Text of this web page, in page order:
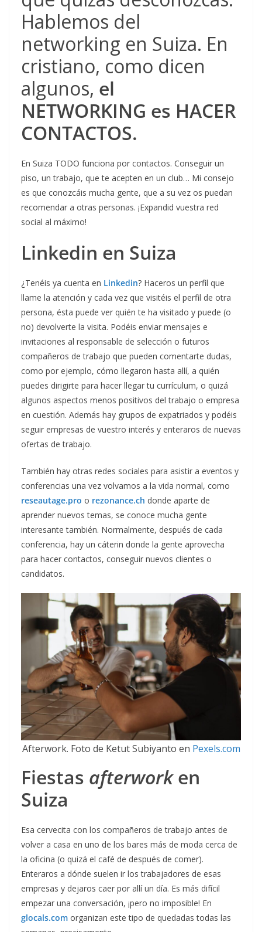
Hablemos del
networking en Suiza. En
cristiano, como dicen
algunos, el
NETWORKING es HACER
CONTACTOS.
En Suiza TODO funciona por contactos. Conseguir un
piso, un trabajo, que te acepten en un club… Mi consejo
es que conozcáis mucha gente, que a su vez os puedan
recomendar a otras personas. ¡Expandid vuestra red
social al máximo!
Linkedin en Suiza
¿Tenéis ya cuenta en Linkedin? Haceros un perfil que
llame la atención y cada vez que visitéis el perfil de otra
persona, ésta puede ver quién te ha visitado y puede (o
no) devolverte la visita. Podéis enviar mensajes e
invitaciones al responsable de selección o futuros
compañeros de trabajo que pueden comentarte dudas,
como por ejemplo, cómo llegaron hasta allí, a quién
puedes dirigirte para hacer llegar tu currículum, o quizá
algunos aspectos menos positivos del trabajo o empresa
en cuestión. Además hay grupos de expatriados y podéis
seguir empresas de vuestro interés y enteraros de nuevas
ofertas de trabajo.
También hay otras redes sociales para asistir a eventos y
conferencias una vez volvamos a la vida normal, como
reseautage.pro o rezonance.ch donde aparte de
aprender nuevos temas, se conoce mucha gente
interesante también. Normalmente, después de cada
conferencia, hay un cáterin donde la gente aprovecha
para hacer contactos, conseguir nuevos clientes o
candidatos.
Afterwork. Foto de Ketut Subiyanto en Pexels.com
Fiestas afterworken
Suiza
Esa cervecita con los compañeros de trabajo antes de
volver a casa en uno de los bares más de moda cerca de
la oficina (o quizá el café de después de comer).
Enteraros a dónde suelen ir los trabajadores de esas
empresas y dejaros caer por allí un día. Es más difícil
empezar una conversación, ¡pero no imposible! En
glocals.com organizan este tipo de quedadas todas las